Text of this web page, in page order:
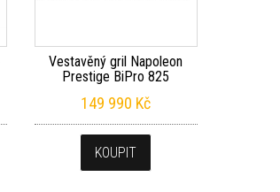
Vestavěný gril Napoleon
Prestige BiPro 825
149 990 Kč
KOUPIT